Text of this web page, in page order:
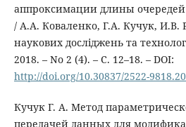
аппроксимации длины
/ А.А. Коваленко, Г.А. Кучук, И.В.
наукових досліджень та
2018. – No 2 (4). – С. 12–18. – DOI:
http://doi.org/10.30837/2522-
Кучук Г. А. Метод
передачей данных для